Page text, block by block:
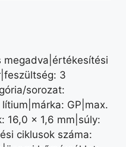
megadva|értékesítési
3
sorozat:
GP|max.
16,0 × 1,6 mm|súly:
ciklusok száma: